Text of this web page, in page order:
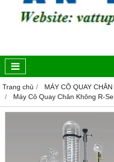
Trang chủ
MÁY CÔ QUAY
Máy Cô Quay Chân Không R-